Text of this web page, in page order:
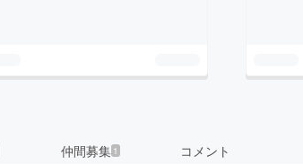
仲間募集 1 コメント